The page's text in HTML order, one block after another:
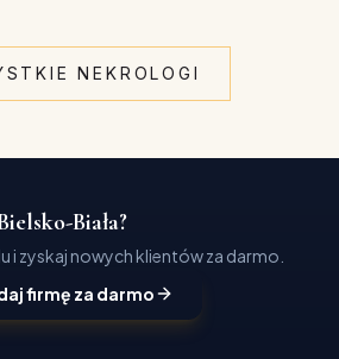
NEKROLOGI
Biała?
i zyskaj nowych klientów za darmo.
firmę za darmo